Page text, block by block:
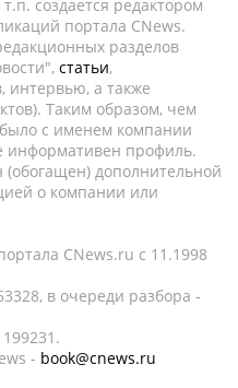
создается редактором
портала CNews.
разделов
статьи,
интервью, а также
Таким образом, чем
с именем компании
информативен профиль.
дополнительной
о компании или
CNews.ru c 11.1998
в очереди разбора -
- book@cnews.ru